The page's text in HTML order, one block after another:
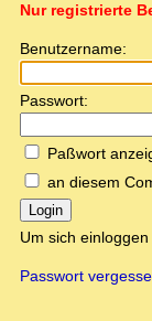
Nur registrierte
Benutzername:
Passwort:
Paßwort
an diesem
Login
Um sich
Passwort